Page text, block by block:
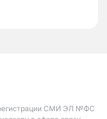
СМИ ЭЛ №ФС